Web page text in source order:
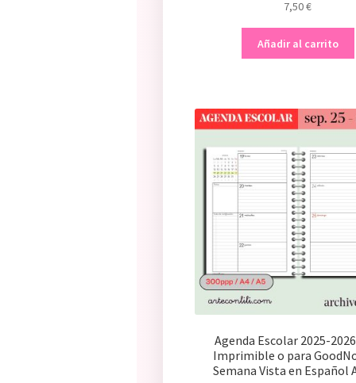
7,50€
Añadir al carrito
Agenda Escolar 2025-
Imprimible o para
Semana Vista en Español